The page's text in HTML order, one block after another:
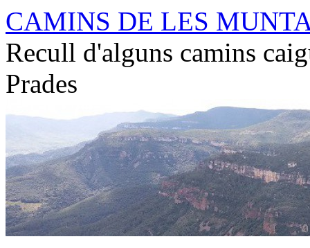
Vés
al
contingut
CAMINS DE LES
Recull d'alguns camins
Prades